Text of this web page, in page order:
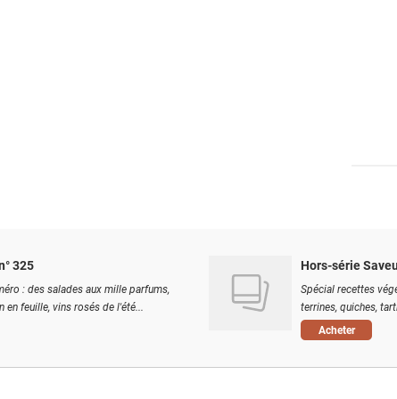
325
: des salades aux mille parfums,
en feuille, vins rosés de l'été...
Hors-série
Spécial recettes
terrines, quiches,
Acheter